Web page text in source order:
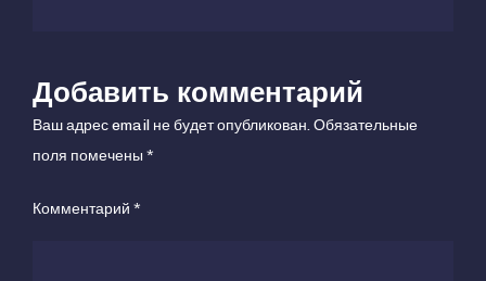
года
Добавить комментарий
Ваш адрес email не будет опубликован.Обязательные
поля помечены *
Комментарий *